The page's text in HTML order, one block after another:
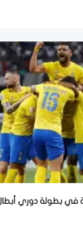
في بطولة دوري أبطال